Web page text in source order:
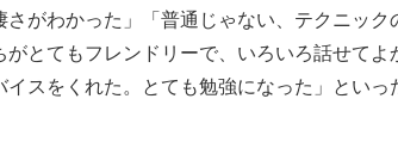
がわかった」「普通じゃない、テクニック
がとてもフレンドリーで、いろいろ話せてよ
スをくれた。とても勉強になった」といっ